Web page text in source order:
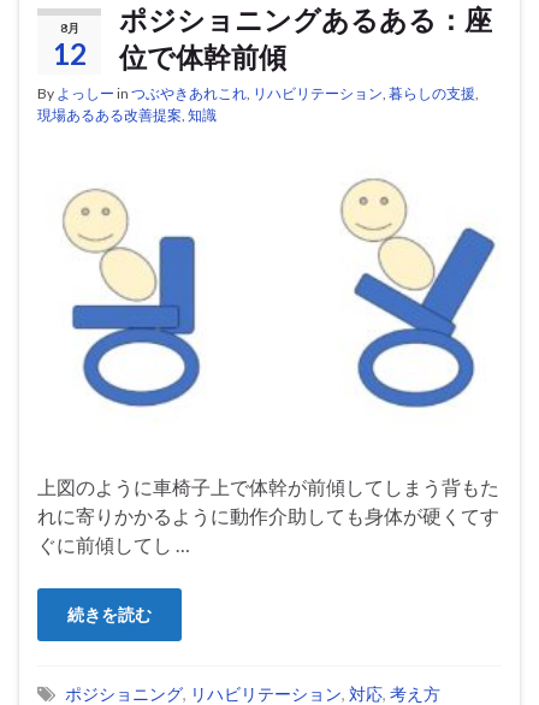
8月
12
ポジショニングあるある：座
位で体幹前傾
By よっしー in つぶやきあれこれ リハビリテーション 暮らしの支援
現場あるある改善提案 知識
上図のように車椅子上で体幹が前傾してしまう背もた
れに寄りかかるように動作介助しても身体が硬くてす
ぐに前傾してし …
続きを読む
ポジショニング, リハビリテーション, 対応, 考え方